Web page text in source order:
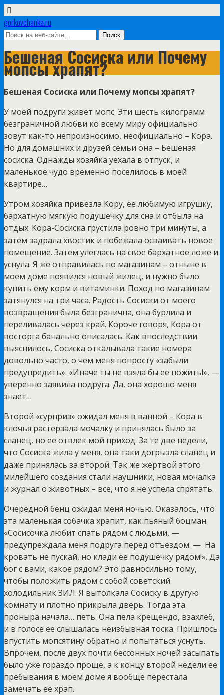
gorkovchanka.ru
Бешеная Сосиска или Почему
мопсы храпят?
Бешеная Сосиска или Почему мопсы храпят?
У моей подруги живет мопс. Эти шесть килограмм
безграничной любви ко всему миру официально
зовут как-то непроизносимо, неофициально – Кора.
Но для домашних и друзей семьи она – Бешеная
сосиска. Однажды хозяйка уехала в отпуск, и
маленькое чудо временно поселилось в моей
квартире…
Утром хозяйка привезла Кору, ее любимую игрушку,
бархатную мягкую подушечку для сна и отбыла на
отдых. Кора-Сосиска грустила ровно три минуты, а
затем задрала хвостик и побежала осваивать новое
помещение. Затем улеглась на свое бархатное ложе и
уснула. Я же отправилась по магазинам – отныне в
моем доме появился новый жилец, и нужно было
купить ему корм и витаминки. Поход по магазинам
затянулся на три часа. Радость Сосиски от моего
возвращения была безгранична, она бурлила и
переливалась через край. Короче говоря, Кора от
восторга банально описалась. Как впоследствии
выяснилось, Сосиска откалывала такие номера
довольно часто, о чем меня попросту «забыли
предупредить». «Иначе ты не взяла бы ее пожить!», —
уверенно заявила подруга. Да, она хорошо меня
знает…
Второй «сурприз» ожидал меня в ванной – Кора в
клочья растерзала мочалку и принялась было за
сланец, но ее отвлек мой приход. За те две недели,
что Сосиска жила у меня, она таки догрызла сланец и
даже принялась за второй. Так же жертвой этого
милейшего создания стали наушники, новая мочалка
и журнал о животных – все, что я не успела спрятать.
Очередной бенц ожидал меня ночью. Оказалось, что
эта маленькая собачка храпит, как пьяный боцман.
«Сосисочка любит спать рядом с людьми, —
предупреждала меня подруга перед отъездом. — На
кровать не пускай, но клади ее подушечку рядом!». Да
бог с вами, какое рядом? Это равносильно тому,
чтобы положить рядом с собой советский
холодильник ЗИЛ. Я вытолкала Сосиску в другую
комнату и плотно прикрыла дверь. Тогда эта
проныра начала… петь. Она пела крещендо, взахлеб,
и в голосе ее слышалась неизбывная тоска. Пришлось
впустить мопсятину обратно и попытаться уснуть.
Впрочем, после двух почти бессонных ночей засыпать
было уже гораздо проще, а к концу второй недели ее
пребывания в моем доме я вообще перестала
замечать ее храп.